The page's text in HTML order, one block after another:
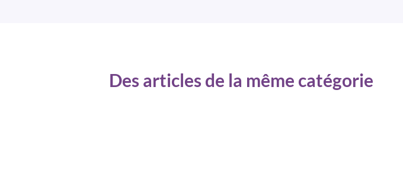
Des articles de la même catégorie